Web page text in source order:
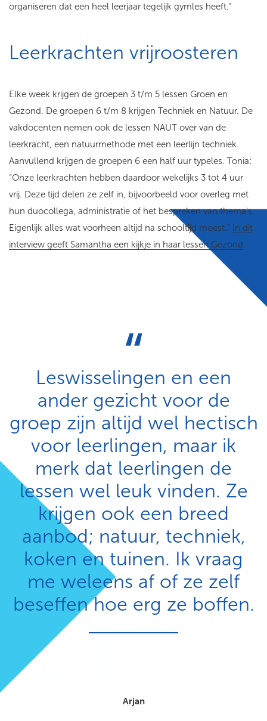
organiseren dat een heel leerjaar tegelijk gymles heeft.”
Leerkrachten vrijroosteren
Elke week krijgen de groepen 3 t/m 5 lessen Groen en
Gezond. De groepen 6 t/m 8 krijgen Techniek en Natuur. De
vakdocenten nemen ook de lessen NAUT over van de
leerkracht, een natuurmethode met een leerlijn techniek.
Aanvullend krijgen de groepen 6 een half uur typeles. Tonia:
“Onze leerkrachten hebben daardoor wekelijks 3 tot 4 uur
vrij. Deze tijd delen ze zelf in, bijvoorbeeld voor overleg met
hun duocollega, administratie of het bespreken van thema's.
Eigenlijk alles wat voorheen altijd na schooltijd moest.” In dit
interview geeft Samantha een kijkje in haar lessen Gezond.
Leswisselingen en een
ander gezicht voor de
groep zijn altijd wel hectisch
voor leerlingen, maar ik
merk dat leerlingen de
lessen wel leuk vinden. Ze
krijgen ook een breed
aanbod; natuur, techniek,
koken en tuinen. Ik vraag
me weleens af of ze zelf
beseffen hoe erg ze boffen.
Arjan